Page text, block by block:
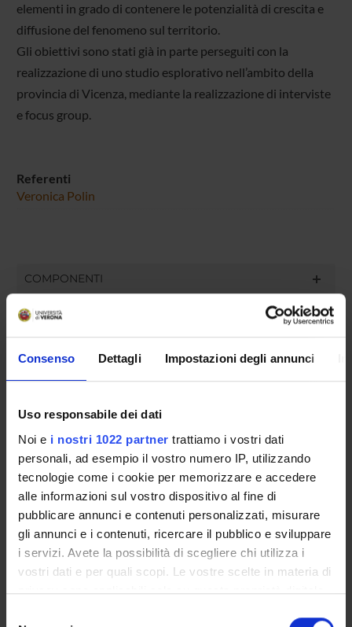
Consenso Dettagli Impostazioni degli annunci
Uso responsabile dei dati
Noi e i nostri 1022 partner trattiamo i vostri dati
personali, ad esempio il vostro numero IP, utilizzando
tecnologie come i cookie per memorizzare e accedere
alle informazioni sul vostro dispositivo al fine di
pubblicare annunci e contenuti personalizzati, misurare
gli annunci e i contenuti, ricercare il pubblico e sviluppare
i servizi. Avete la possibilità di scegliere chi utilizza i
vostri dati e per quali scopi. Le vostre scelte in materia di
privacy sono applicabili solo su questa proprietà digitale
elementi in grado di contenere le potenzialità di crescita e
diffusione del fenomeno sul territorio.
Gli obiettivi sono stati già in parte perseguiti con la
realizzazione di uno studio esplorativo nell’ambito della
provincia di Vicenza, mediante la realizzazione di interviste
e focus group.
Referenti
Veronica Polin
COMPONENTI
COMPETENZE
PROGETTI
ATTIVITÀ